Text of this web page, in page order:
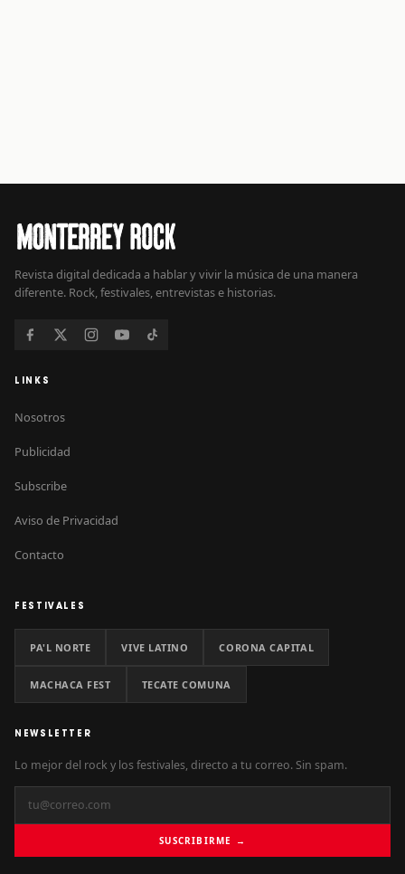
Revista digital dedicada a hablar y vivir la música de una manera
diferente. Rock, festivales, entrevistas e historias.
LINKS
Nosotros
Publicidad
Subscribe
Aviso de Privacidad
Contacto
FESTIVALES
PA'L NORTE VIVE LATINO CORONA CAPITAL
MACHACA FEST TECATE COMUNA
NEWSLETTER
Lo mejor del rock y los festivales, directo a tu correo. Sin spam.
SUSCRIBIRME →